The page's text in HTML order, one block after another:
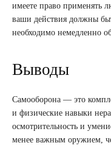
имеете право применять
ваши действия должны
необходимо немедленно
Выводы
Самооборона — это
и физические навыки
осмотрительность и
менее важным оружием,